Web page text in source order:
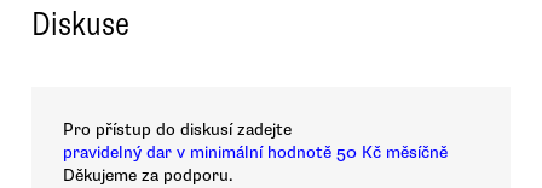
Diskuse
Pro přístup do diskusí zadejte
pravidelný dar v minimální hodnotě 50 Kč měsíčně
Děkujeme za podporu.